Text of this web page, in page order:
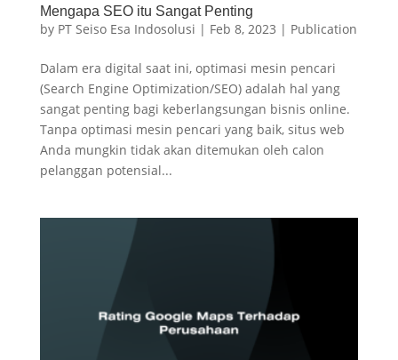
Mengapa SEO itu Sangat Penting
by PT Seiso Esa Indosolusi | Feb 8, 2023 | Publication
Dalam era digital saat ini, optimasi mesin pencari
(Search Engine Optimization/SEO) adalah hal yang
sangat penting bagi keberlangsungan bisnis online.
Tanpa optimasi mesin pencari yang baik, situs web
Anda mungkin tidak akan ditemukan oleh calon
pelanggan potensial...